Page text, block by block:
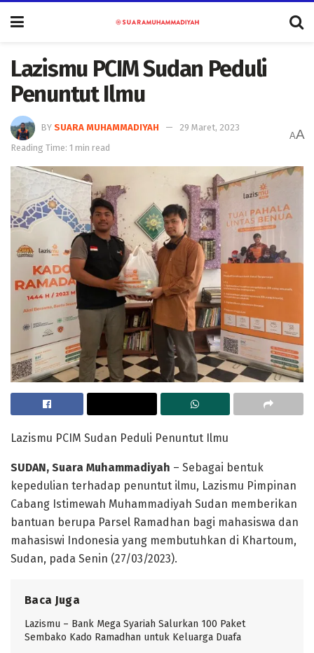
Lazismu PCIM Sudan Peduli
Penuntut Ilmu
BY SUARA MUHAMMADIYAH
29 Maret, 2023
Reading Time: 1 min read
AA
Lazismu PCIM Sudan Peduli Penuntut Ilmu
SUDAN, Suara Muhammadiyah – Sebagai bentuk
kepedulian terhadap penuntut ilmu, Lazismu Pimpinan
Cabang Istimewah Muhammadiyah Sudan memberikan
bantuan berupa Parsel Ramadhan bagi mahasiswa dan
mahasiswi Indonesia yang membutuhkan di Khartoum,
Sudan, pada Senin (27/03/2023).
Baca Juga
Lazismu – Bank Mega Syariah Salurkan 100 Paket
Sembako Kado Ramadhan untuk Keluarga Duafa